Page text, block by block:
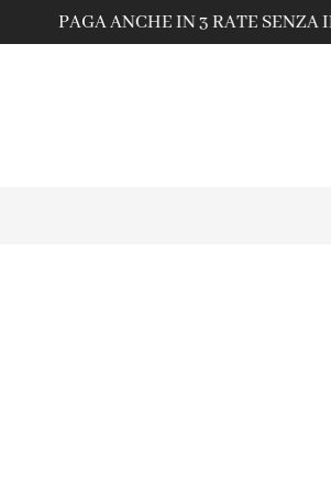
PAGA ANCHE IN 3 RATE SENZA